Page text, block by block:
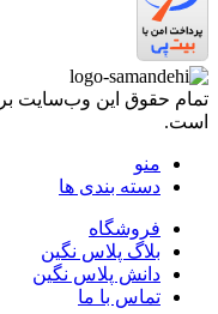
تمام حقوق اين وب‌سايت
است.
دسته بندی ها
بلاگ پلاس نگین
دانش پلاس نگین
تماس با ما